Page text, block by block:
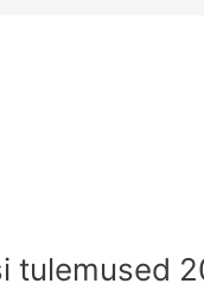
tulemused